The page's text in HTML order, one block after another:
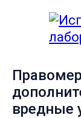
Меню
вредные